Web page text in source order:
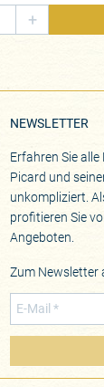
+
NEWSLETTER
Erfahren Sie
Picard und
unkompliziert.
profitieren Sie
Angeboten.
Zum Newsletter